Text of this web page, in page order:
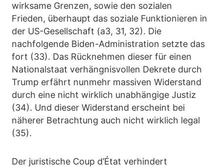
wirksame Grenzen, sowie den sozialen
Frieden, überhaupt das soziale Funktionieren in
der US-Gesellschaft (a3, 31, 32). Die
nachfolgende Biden-Administration setzte das
fort (33). Das Rücknehmen dieser für einen
Nationalstaat verhängnisvollen Dekrete durch
Trump erfährt nunmehr massiven Widerstand
durch eine nicht wirklich unabhängige Justiz
(34). Und dieser Widerstand erscheint bei
näherer Betrachtung auch nicht wirklich legal
(35).
Der juristische Coup d’État verhindert